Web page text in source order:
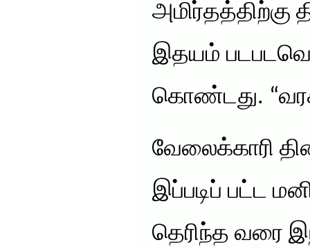
அமிர்தத்திற்கு
இதயம்
கொண்டது.
வேலைக்காரி
இப்படிப் பட்ட
தெரிந்த வரை